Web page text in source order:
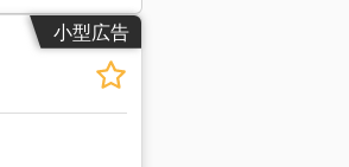
小型広告